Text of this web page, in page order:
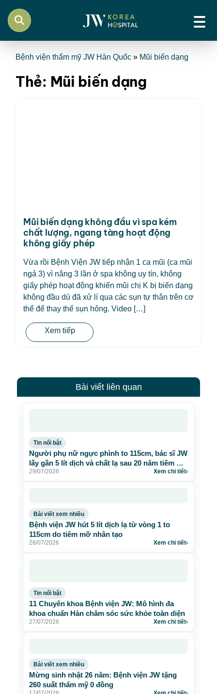
Bệnh viện thẩm mỹ JW Hàn Quốc » Mũi biến dạng
Thẻ: Mũi biến dạng
Mũi biến dạng không đầu vì spa kém
chất lượng, ngang tàng hoạt động
không giấy phép
Vừa rồi Bệnh Viện JW tiếp nhận 1 ca mũi (ca mũi
ngả 3) vì nâng 3 lần ở spa không uy tín, không
giấy phép hoạt động khiến mũi chị K bị biến dạng
không đầu dù đã xử lí qua các sụn tự thân trên cơ
thể để thay thế sụn hỏng. Video […]
Xem tiếp
Bài viết liên quan
Tin nổi bật
Người phụ nữ ngực phình to 115cm, bác sĩ JW
lấy gần 5 lít dịch và chất lạ sau 20 năm tiêm mỡ
nhân tạo
29/07/2026 Xem chi tiết›
Bài viết xem nhiều
Bệnh viện JW hút 5 lít dịch lạ từ vòng 1 to
115cm do tiêm mỡ nhân tạo
28/07/2026 Xem chi tiết›
Tin nổi bật
11 Chuyên khoa Bệnh viện JW: Mô hình đa
khoa chuẩn Hàn chăm sóc sức khỏe toàn diện
27/07/2026 Xem chi tiết›
Bài viết xem nhiều
Mừng sinh nhật 26 năm: Bệnh viện JW tặng
260 suất thẩm mỹ 0 đồng